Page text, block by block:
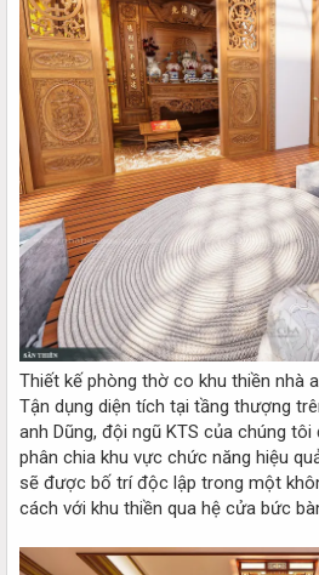
Thiết kế phòng thờ co khu thiền nhà
Tận dụng diện tích tại tầng thượng
anh Dũng, đội ngũ KTS của chúng
phân chia khu vực chức năng hiệu
sẽ được bố trí độc lập trong một
cách với khu thiền qua hệ cửa bức